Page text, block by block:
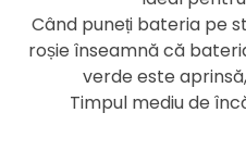
Când puneți bateria pe
roșie înseamnă că
verde este
Timpul mediu de